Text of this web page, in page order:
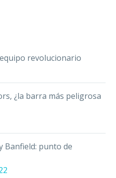
revolucionario
¿la barra más peligrosa
Banfield: punto de